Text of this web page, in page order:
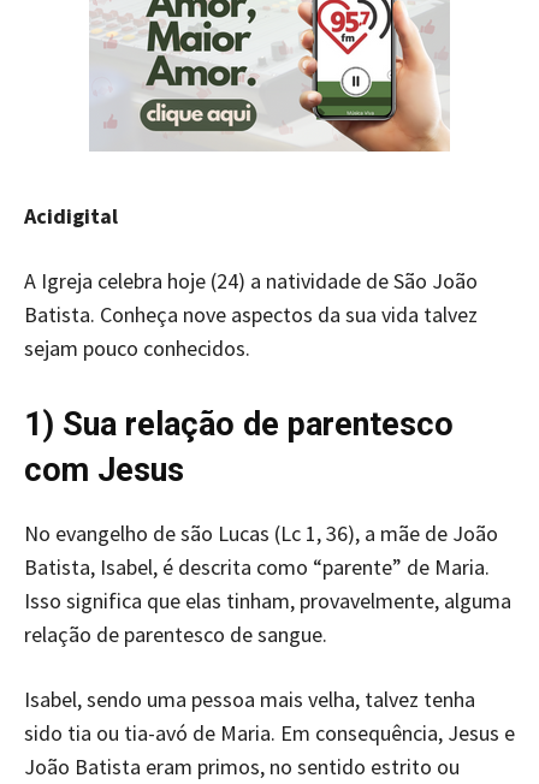
Acidigital
A Igreja celebra hoje (24) a natividade de São João
Batista. Conheça nove aspectos da sua vida talvez
sejam pouco conhecidos.
1) Sua relação de parentesco
com Jesus
No evangelho de são Lucas (Lc 1, 36), a mãe de João
Batista, Isabel, é descrita como “parente” de Maria.
Isso significa que elas tinham, provavelmente, alguma
relação de parentesco de sangue.
Isabel, sendo uma pessoa mais velha, talvez tenha
sido tia ou tia-avó de Maria. Em consequência, Jesus e
João Batista eram primos, no sentido estrito ou